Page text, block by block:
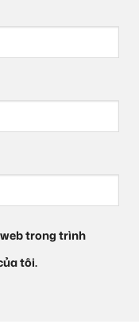
trong trình
tôi.